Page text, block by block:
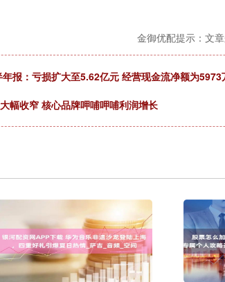
金御优配提示：文
报：亏损扩大至5.62亿元 经营现金流净额为5973
幅收窄 核心品牌呷哺呷哺利润增长